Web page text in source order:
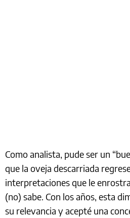
Como analista, pude ser un
que la oveja descarriada
interpretaciones que le
(no) sabe. Con los años, esta
su relevancia y acepté una